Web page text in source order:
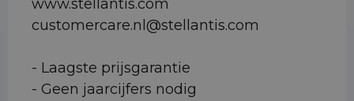
www.stellantis.com
customercare.nl@stellantis.com
- Laagste prijsgarantie
- Geen jaarcijfers nodig